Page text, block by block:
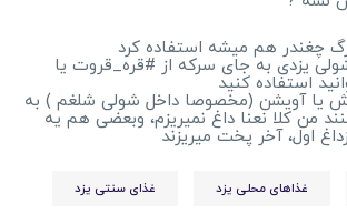
چغندر هم میشه استفاده کرد
یزدی به جای سرکه از #قره_قروت یا
استفاده کنید
یا آویشن (مخصوصا داخل شولی شلغم ) به
من کلا نعنا داغ نمیریزم، وبعضی هم یه
اول، آخر پخت میریزند
غذاهای محلی یزد
غذای سنتی یزد